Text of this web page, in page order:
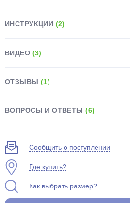
ИНСТРУКЦИИ (2)
ВИДЕО (3)
ОТЗЫВЫ (1)
ВОПРОСЫ И ОТВЕТЫ(6)
Сообщить о поступлении
Где купить?
Как выбрать размер?